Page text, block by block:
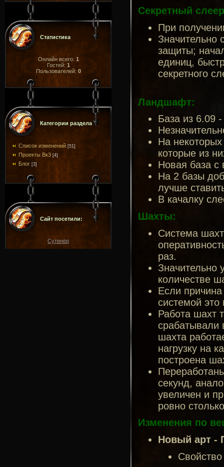
Статистика
Онлайн всего: 1
Гостей: 1
Пользователей: 0
Категории раздела
Список изменений [51]
Проекты Вк3 [4]
Блог [3]
Сайт посетили:
Сутенёр
Секретный
При
Значительно
защиты;
единиц,
секретного
Ландшафт:
База из 6.09
На
которые из
Новая база с
На 2 базы
лучше
В качалку
Шахты:
Система
раз.
Значительно
количестве
Если
системой
Работа шахт
срабатывали
шахта
нагрузку на
построена
секунд,
увеличен и
ровно
Изменения по
Новый арт -